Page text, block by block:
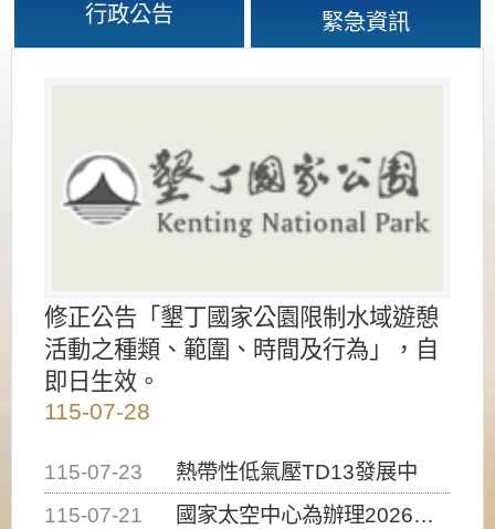
行政公告 緊急資訊
修正公告「墾丁國家公園限制水域遊憩
活動之種類、範圍、時間及行為」，自
即日生效。
115-07-28
115-07-23
熱帶性低氣壓TD13發展中
115-07-21
國家太空中心為辦理2026台灣盃火箭競賽，陸、海、空域警戒及協調相關事宜，因颱風備案事宜